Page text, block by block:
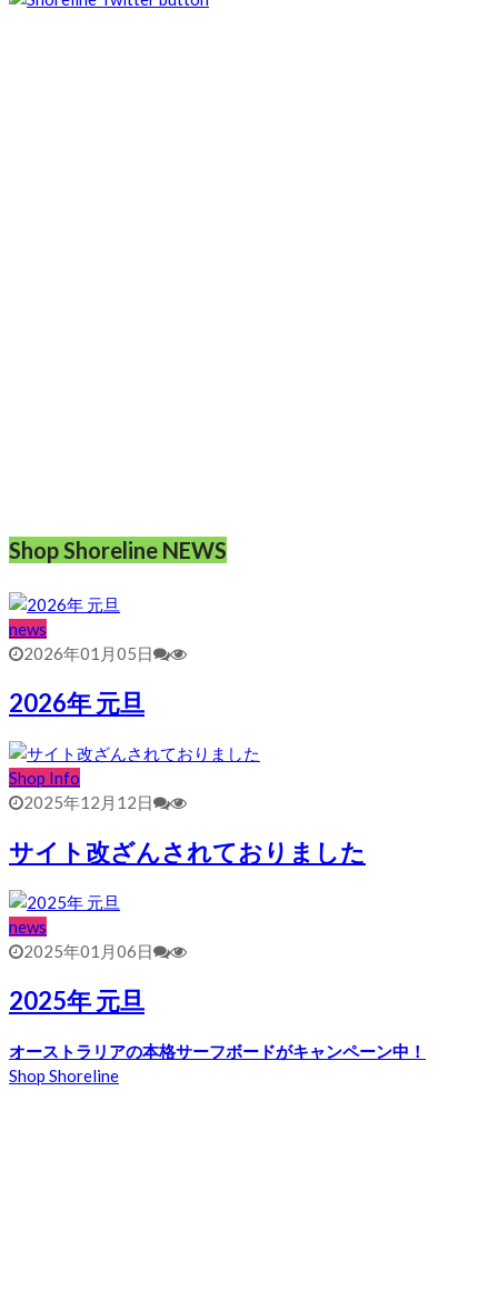
Shop Shoreline NEWS
news
2026年01月05日
2026年 元旦
Shop Info
2025年12月12日
サイト改ざんされておりました
news
2025年01月06日
2025年 元旦
オーストラリアの本格サーフボードがキャンペーン中！
Shop Shoreline